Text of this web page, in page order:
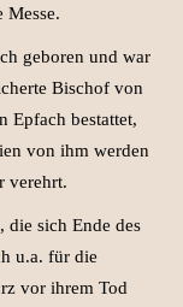
Messe.
geboren und war
Bischof von
Epfach bestattet,
von ihm werden
verehrt.
die sich Ende des
u.a. für die
vor ihrem Tod